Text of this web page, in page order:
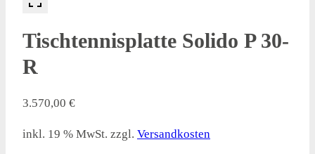
Tischtennisplatte Solido P 30-
R
3.570,00 €
inkl. 19 % MwSt. zzgl. Versandkosten